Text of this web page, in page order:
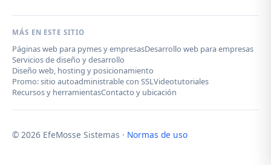
MÁS EN ESTE SITIO
Páginas web para pymes y empresasDesarrollo web para empresas
Servicios de diseño y desarrollo
Diseño web, hosting y posicionamiento
Promo: sitio autoadministrable con SSLVideotutoriales
Recursos y herramientasContacto y ubicación
© 2026 EfeMosse Sistemas · Normas de uso